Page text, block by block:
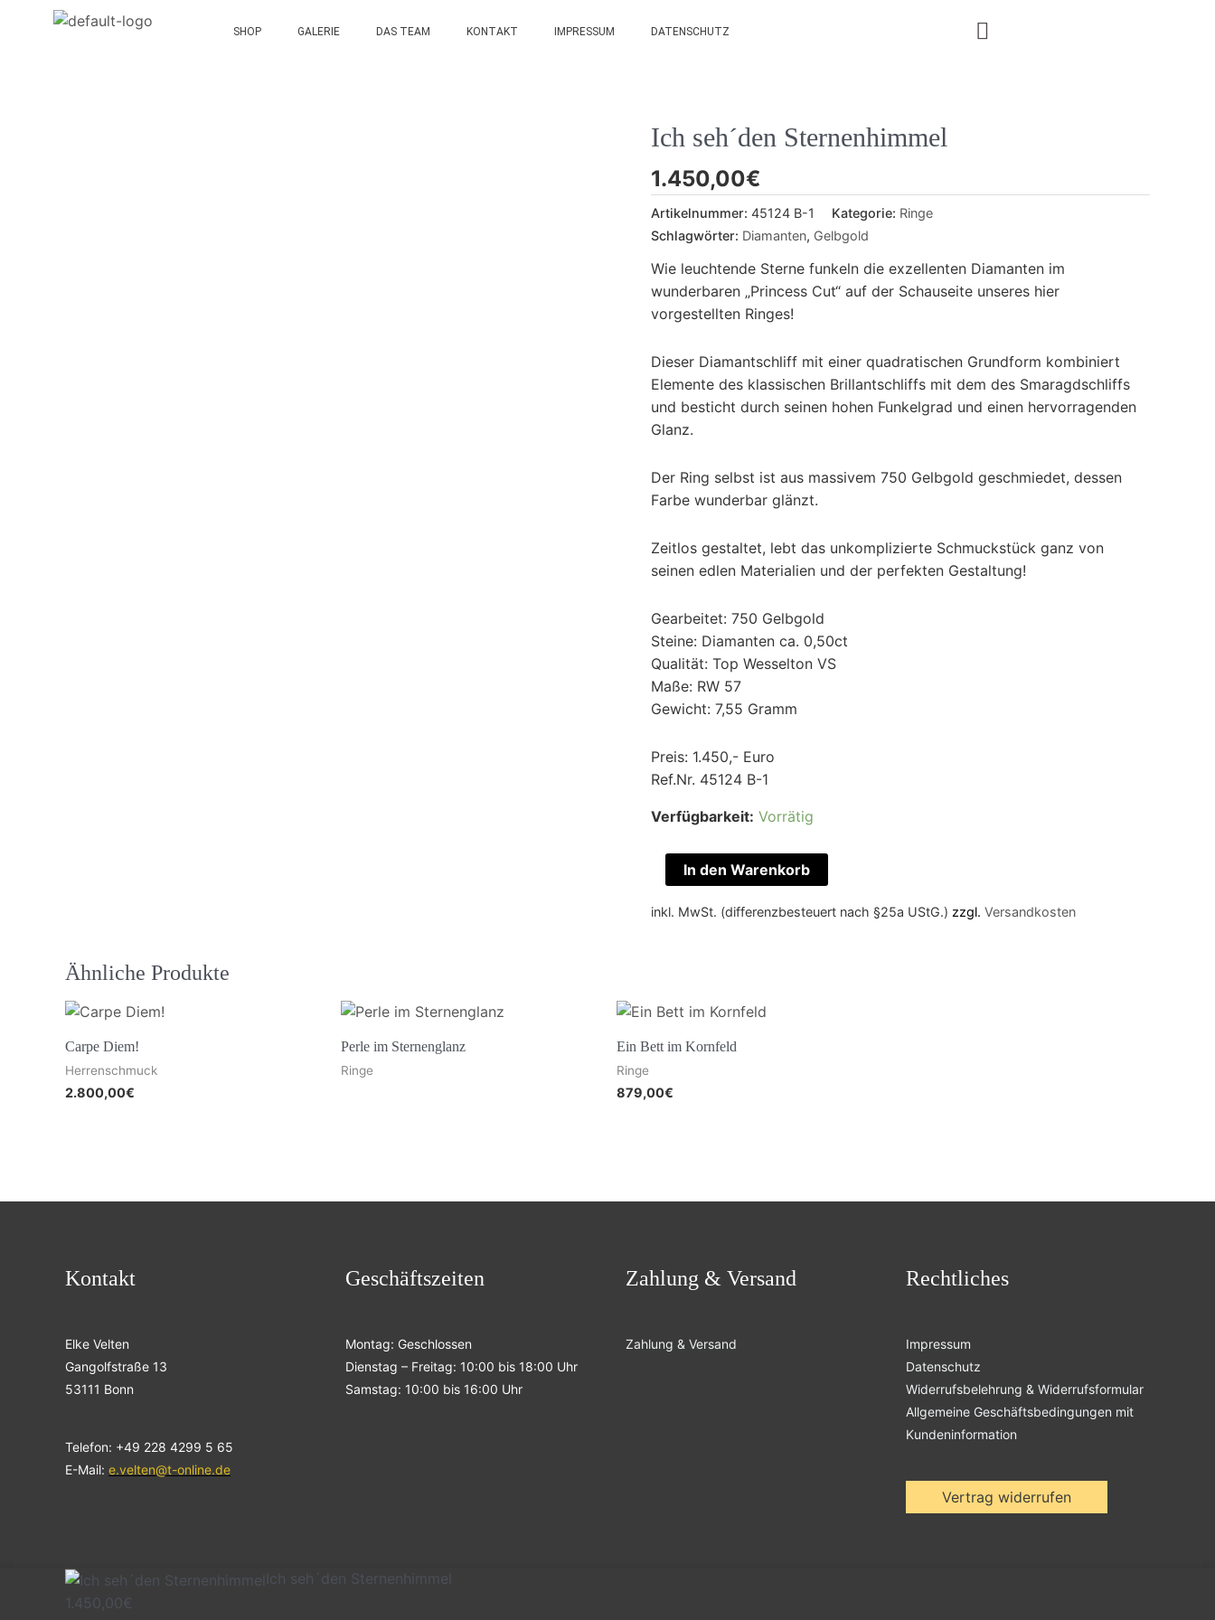
SHOP GALERIE DAS TEAM KONTAKT IMPRESSUM DATENSCHUTZ
Ich seh´den Sternenhimmel
1.450,00€
Artikelnummer: 45124 B-1 Kategorie: Ringe
Schlagwörter: Diamanten, Gelbgold
Wie leuchtende Sterne funkeln die exzellenten Diamanten im
wunderbaren „Princess Cut“ auf der Schauseite unseres hier
vorgestellten Ringes!
Dieser Diamantschliff mit einer quadratischen Grundform kombiniert
Elemente des klassischen Brillantschliffs mit dem des Smaragdschliffs
und besticht durch seinen hohen Funkelgrad und einen hervorragenden
Glanz.
Der Ring selbst ist aus massivem 750 Gelbgold geschmiedet, dessen
Farbe wunderbar glänzt.
Zeitlos gestaltet, lebt das unkomplizierte Schmuckstück ganz von
seinen edlen Materialien und der perfekten Gestaltung!
Gearbeitet: 750 Gelbgold
Steine: Diamanten ca. 0,50ct
Qualität: Top Wesselton VS
Maße: RW 57
Gewicht: 7,55 Gramm
Preis: 1.450,- Euro
Ref.Nr. 45124 B-1
Verfügbarkeit: Vorrätig
In den Warenkorb
inkl. MwSt. (differenzbesteuert nach §25a UStG.) zzgl. Versandkosten
Ähnliche Produkte
Carpe Diem!
Herrenschmuck
2.800,00€
Perle im Sternenglanz
Ringe
Ein Bett im Kornfeld
Ringe
879,00€
Kontakt
Elke Velten
Gangolfstraße 13
53111 Bonn
Telefon: +49 228 4299 5 65
E-Mail: e.velten@t-online.de
Geschäftszeiten
Montag: Geschlossen
Dienstag – Freitag: 10:00 bis 18:00 Uhr
Samstag: 10:00 bis 16:00 Uhr
Zahlung & Versand
Zahlung & Versand
Rechtliches
Impressum
Datenschutz
Widerrufsbelehrung & Widerrufsformular
Allgemeine Geschäftsbedingungen mit
Kundeninformation
Vertrag widerrufen
Ich seh´den Sternenhimmel
1.450,00€